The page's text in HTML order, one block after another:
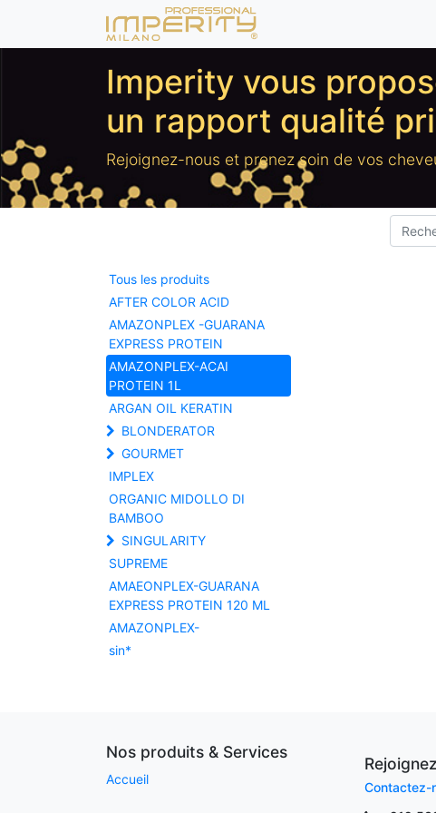
Imperity vous
un rapport qualité
Rejoignez-nous et prenez soin de vos
Tous les produits
AFTER COLOR ACID
AMAZONPLEX -GUARANA
EXPRESS PROTEIN
AMAZONPLEX-ACAI
PROTEIN 1L
ARGAN OIL KERATIN
BLONDERATOR
GOURMET
IMPLEX
ORGANIC MIDOLLO DI
BAMBOO
SINGULARITY
SUPREME
AMAEONPLEX-GUARANA
EXPRESS PROTEIN 120 ML
AMAZONPLEX-
sin*
Nos produits & Services
Accueil
Contactez-